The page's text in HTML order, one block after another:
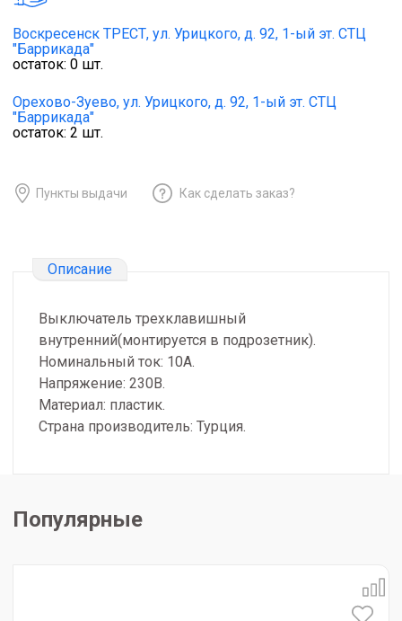
Воскресенск ТРЕСТ, ул. Урицкого, д. 92, 1-ый эт. СТЦ
"Баррикада"
остаток: 0 шт.
Орехово-Зуево, ул. Урицкого, д. 92, 1-ый эт. СТЦ
"Баррикада"
остаток: 2 шт.
Пункты выдачи Как сделать заказ?
Описание
Выключатель трехклавишный
внутренний(монтируется в подрозетник).
Номинальный ток: 10А.
Напряжение: 230В.
Материал: пластик.
Страна производитель: Турция.
Популярные